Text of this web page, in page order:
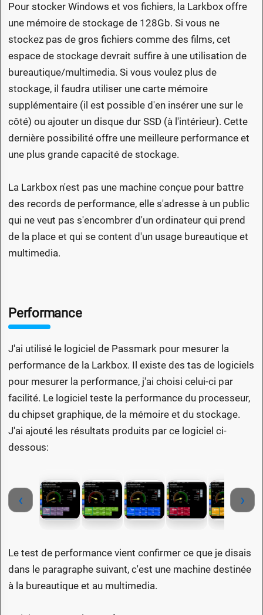
Pour stocker Windows et vos fichiers, la Larkbox offre
une mémoire de stockage de 128Gb. Si vous ne
stockez pas de gros fichiers comme des films, cet
espace de stockage devrait suffire à une utilisation de
bureautique/multimedia. Si vous voulez plus de
stockage, il faudra utiliser une carte mémoire
supplémentaire (il est possible d'en insérer une sur le
côté) ou ajouter un disque dur SSD (à l'intérieur). Cette
dernière possibilité offre une meilleure performance et
une plus grande capacité de stockage.
La Larkbox n'est pas une machine conçue pour battre
des records de performance, elle s'adresse à un public
qui ne veut pas s'encombrer d'un ordinateur qui prend
de la place et qui se content d'un usage bureautique et
multimedia.
Performance
J'ai utilisé le logiciel de Passmark pour mesurer la
performance de la Larkbox. Il existe des tas de logiciels
pour mesurer la performance, j'ai choisi celui-ci par
facilité. Le logiciel teste la performance du processeur,
du chipset graphique, de la mémoire et du stockage.
J'ai ajouté les résultats produits par ce logiciel ci-
dessous:
‹ ›
Le test de performance vient confirmer ce que je disais
dans le paragraphe suivant, c'est une machine destinée
à la bureautique et au multimedia.